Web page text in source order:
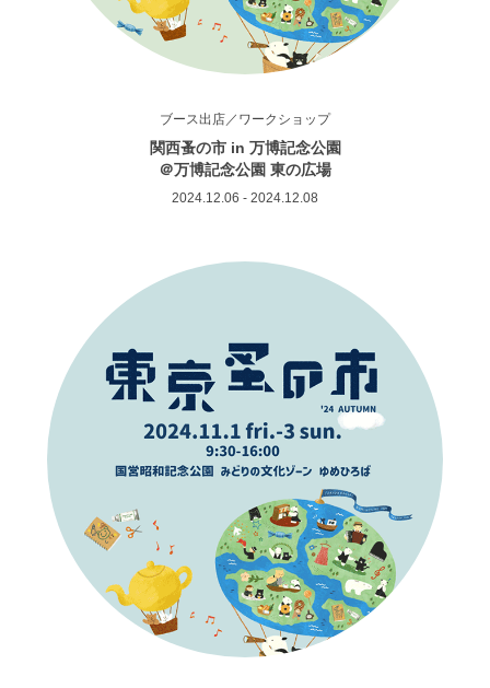
ブース出店／ワークショップ
関西蚤の市 in 万博記念公園
＠万博記念公園 東の広場
2024.12.06 - 2024.12.08